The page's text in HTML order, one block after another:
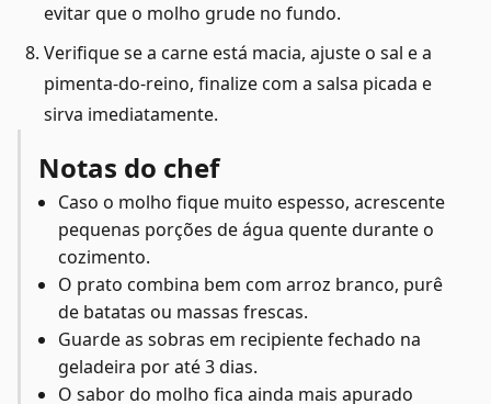
evitar que o molho grude no fundo.
Verifique se a carne está macia, ajuste o sal e a
pimenta-do-reino, finalize com a salsa picada e
sirva imediatamente.
Notas do chef
Caso o molho fique muito espesso, acrescente
pequenas porções de água quente durante o
cozimento.
O prato combina bem com arroz branco, purê
de batatas ou massas frescas.
Guarde as sobras em recipiente fechado na
geladeira por até 3 dias.
O sabor do molho fica ainda mais apurado